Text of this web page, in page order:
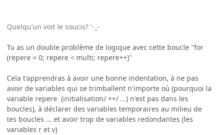
Quelqu'un voit le soucis? '-_-
Tu as un double problème de logique avec cette boucle "for
(repere = 0; repere < multi; repere++)"
Cela t'apprendras à avoir une bonne indentation, à ne pas
avoir de variables qui se trimballent n'importe où (pourquoi la
variable repere (initialisation/ ++/ ...) n'est pas dans les
boucles), à déclarer des variables temporaires au milieu de
tes boucles ... et avoir trop de variables redondantes (les
variables r et v)